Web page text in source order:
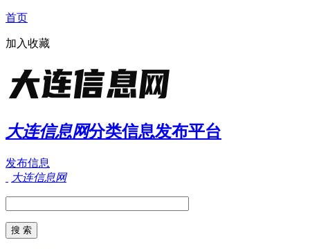
首页
加入收藏
大连信息网分类信息发布平台
发布信息
大连信息网